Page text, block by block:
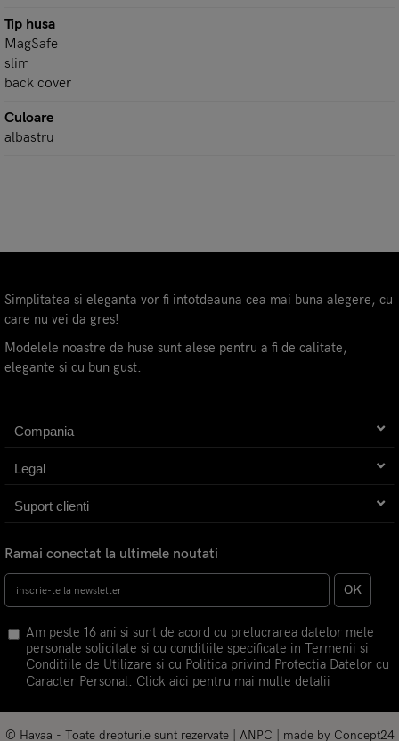
Tip husa
MagSafe
slim
back cover
Culoare
albastru
Simplitatea si eleganta vor fi intotdeauna cea mai buna alegere, cu
care nu vei da gres!
Modelele noastre de huse sunt alese pentru a fi de calitate,
elegante si cu bun gust.
Compania
Legal
Suport clienti
Ramai conectat la ultimele noutati
OK
Am peste 16 ani si sunt de acord cu prelucrarea datelor mele
personale solicitate si cu conditiile specificate in Termenii si
Conditiile de Utilizare si cu Politica privind Protectia Datelor cu
Caracter Personal. Click aici pentru mai multe detalii
© Havaa - Toate drepturile sunt rezervate | ANPC | made by Concept24